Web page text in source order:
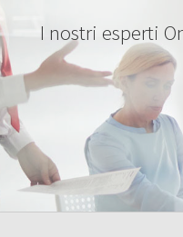
I nostri esperti